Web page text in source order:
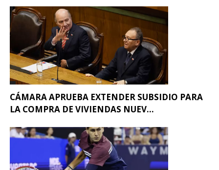
CÁMARA APRUEBA EXTENDER SUBSIDIO PARA
LA COMPRA DE VIVIENDAS NUEV...